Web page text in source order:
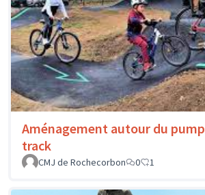
Aménagement autour du pump
track
CMJ de Rochecorbon
0 1